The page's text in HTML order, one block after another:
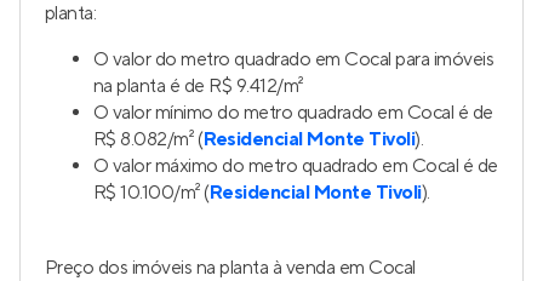
planta:
O valor do metro quadrado em Cocal para imóveis
na planta é de R$ 9.412/m²
O valor mínimo do metro quadrado em Cocal é de
R$ 8.082/m² (Residencial Monte Tivoli).
O valor máximo do metro quadrado em Cocal é de
R$ 10.100/m² (Residencial Monte Tivoli).
Preço dos imóveis na planta à venda em Cocal